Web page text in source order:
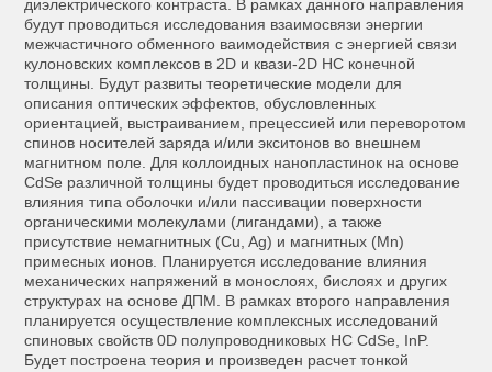
диэлектрического контраста. В рамках данного направления
будут проводиться исследования взаимосвязи энергии
межчастичного обменного ваимодействия с энергией связи
кулоновских комплексов в 2D и квази-2D НС конечной
толщины. Будут развиты теоретические модели для
описания оптических эффектов, обусловленных
ориентацией, выстраиванием, прецессией или переворотом
спинов носителей заряда и/или экситонов во внешнем
магнитном поле. Для коллоидных нанопластинок на основе
CdSe различной толщины будет проводиться исследование
влияния типа оболочки и/или пассивации поверхности
органическими молекулами (лигандами), а также
присутствие немагнитных (Cu, Ag) и магнитных (Mn)
примесных ионов. Планируется исследование влияния
механических напряжений в монослоях, бислоях и других
структурах на основе ДПМ. В рамках второго направления
планируется осуществление комплексных исследований
спиновых свойств 0D полупроводниковых НС CdSe, InP.
Будет построена теория и произведен расчет тонкой